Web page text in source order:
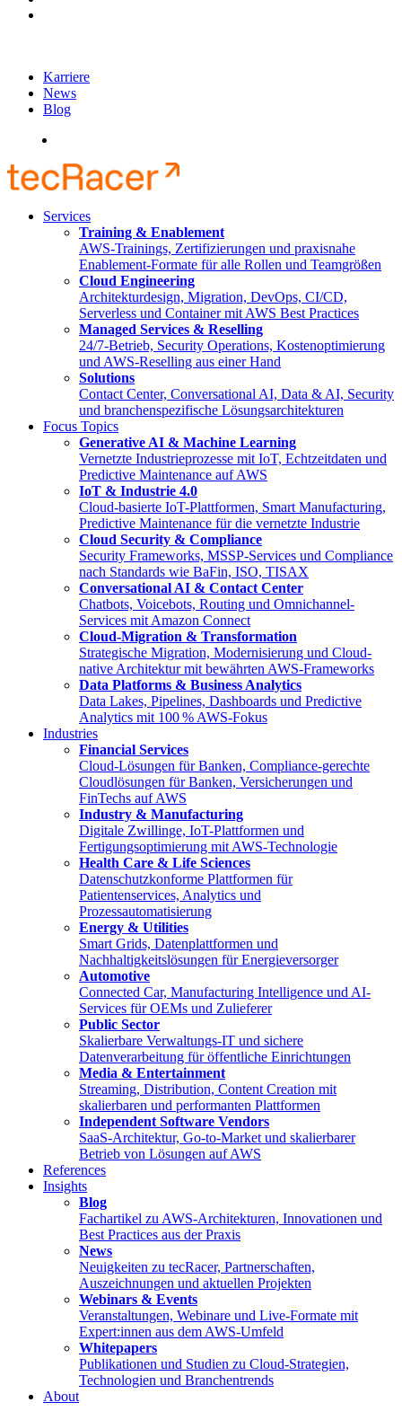
Karriere
News
Blog
Services
Training & Enablement
AWS-Trainings, Zertifizierungen und praxisnahe
Enablement-Formate für alle Rollen und Teamgrößen
Cloud Engineering
Architekturdesign, Migration, DevOps, CI/CD,
Serverless und Container mit AWS Best Practices
Managed Services & Reselling
24/7-Betrieb, Security Operations, Kostenoptimierung
und AWS-Reselling aus einer Hand
Solutions
Contact Center, Conversational AI, Data & AI, Security
und branchenspezifische Lösungsarchitekturen
Focus Topics
Generative AI & Machine Learning
Vernetzte Industrieprozesse mit IoT, Echtzeitdaten und
Predictive Maintenance auf AWS
IoT & Industrie 4.0
Cloud-basierte IoT-Plattformen, Smart Manufacturing,
Predictive Maintenance für die vernetzte Industrie
Cloud Security & Compliance
Security Frameworks, MSSP-Services und Compliance
nach Standards wie BaFin, ISO, TISAX
Conversational AI & Contact Center
Chatbots, Voicebots, Routing und Omnichannel-
Services mit Amazon Connect
Cloud-Migration & Transformation
Strategische Migration, Modernisierung und Cloud-
native Architektur mit bewährten AWS-Frameworks
Data Platforms & Business Analytics
Data Lakes, Pipelines, Dashboards und Predictive
Analytics mit 100 % AWS-Fokus
Industries
Financial Services
Cloud-Lösungen für Banken, Compliance-gerechte
Cloudlösungen für Banken, Versicherungen und
FinTechs auf AWS
Industry & Manufacturing
Digitale Zwillinge, IoT-Plattformen und
Fertigungsoptimierung mit AWS-Technologie
Health Care & Life Sciences
Datenschutzkonforme Plattformen für
Patientenservices, Analytics und
Prozessautomatisierung
Energy & Utilities
Smart Grids, Datenplattformen und
Nachhaltigkeitslösungen für Energieversorger
Automotive
Connected Car, Manufacturing Intelligence und AI-
Services für OEMs und Zulieferer
Public Sector
Skalierbare Verwaltungs-IT und sichere
Datenverarbeitung für öffentliche Einrichtungen
Media & Entertainment
Streaming, Distribution, Content Creation mit
skalierbaren und performanten Plattformen
Independent Software Vendors
SaaS-Architektur, Go-to-Market und skalierbarer
Betrieb von Lösungen auf AWS
References
Insights
Blog
Fachartikel zu AWS-Architekturen, Innovationen und
Best Practices aus der Praxis
News
Neuigkeiten zu tecRacer, Partnerschaften,
Auszeichnungen und aktuellen Projekten
Webinars & Events
Veranstaltungen, Webinare und Live-Formate mit
Expert:innen aus dem AWS-Umfeld
Whitepapers
Publikationen und Studien zu Cloud-Strategien,
Technologien und Branchentrends
About